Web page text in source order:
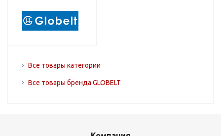
Все товары категории
Все товары бренда GLOBELT